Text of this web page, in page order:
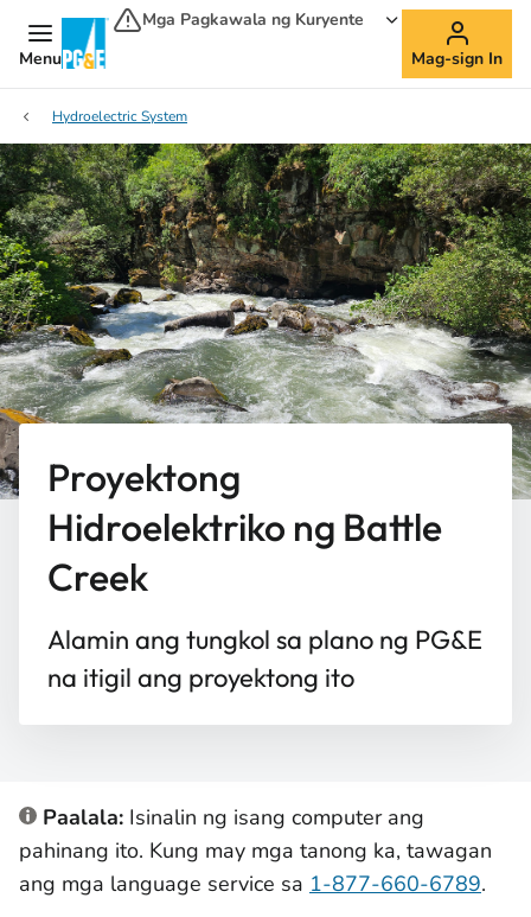
Menu
Mga Pagkawala ng Kuryente
Mag-sign In
Hydroelectric System
Proyektong
Hidroelektriko ng Battle
Creek
Alamin ang tungkol sa plano ng PG&E
na itigil ang proyektong ito
Paalala: Isinalin ng isang computer ang
pahinang ito. Kung may mga tanong ka, tawagan
ang mga language service sa 1-877-660-6789.